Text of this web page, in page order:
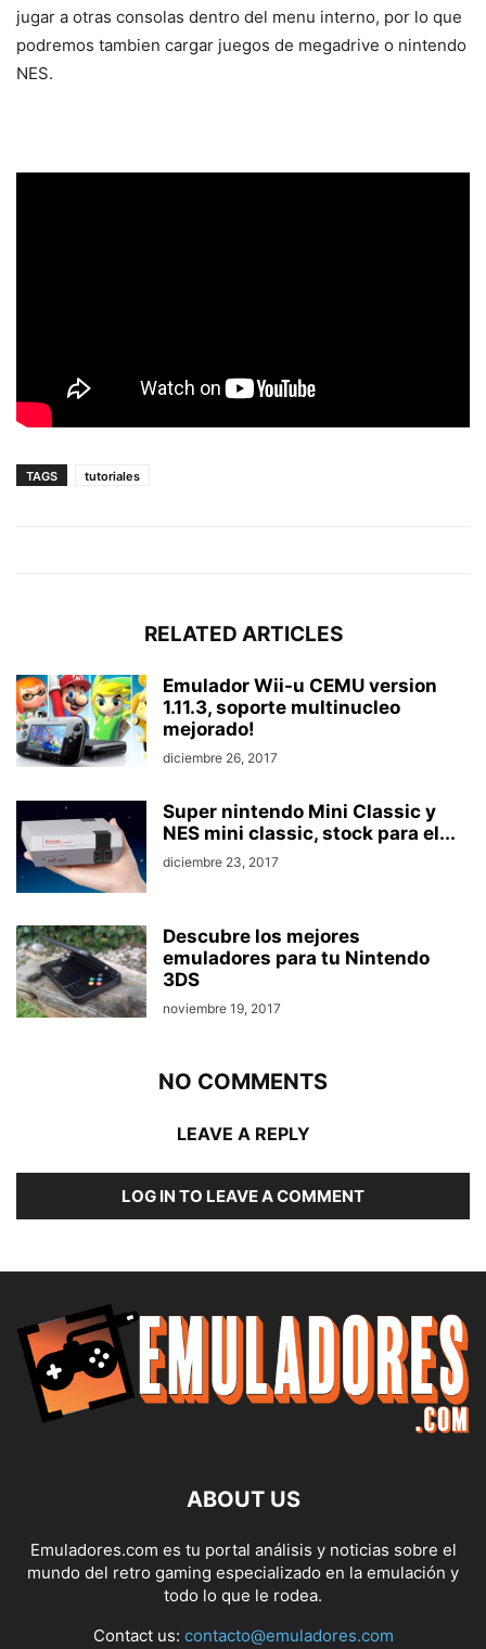
jugar a otras consolas dentro del menu interno, por lo que
podremos tambien cargar juegos de megadrive o nintendo
NES.
TAGS tutoriales
RELATED ARTICLES
Emulador Wii-u CEMU version
1.11.3, soporte multinucleo
mejorado!
diciembre 26, 2017
Super nintendo Mini Classic y
NES mini classic, stock para el...
diciembre 23, 2017
Descubre los mejores
emuladores para tu Nintendo
3DS
noviembre 19, 2017
NO COMMENTS
LEAVE A REPLY
LOG IN TO LEAVE A COMMENT
ABOUT US
Emuladores.com es tu portal análisis y noticias sobre el
mundo del retro gaming especializado en la emulación y
todo lo que le rodea.
Contact us: contacto@emuladores.com